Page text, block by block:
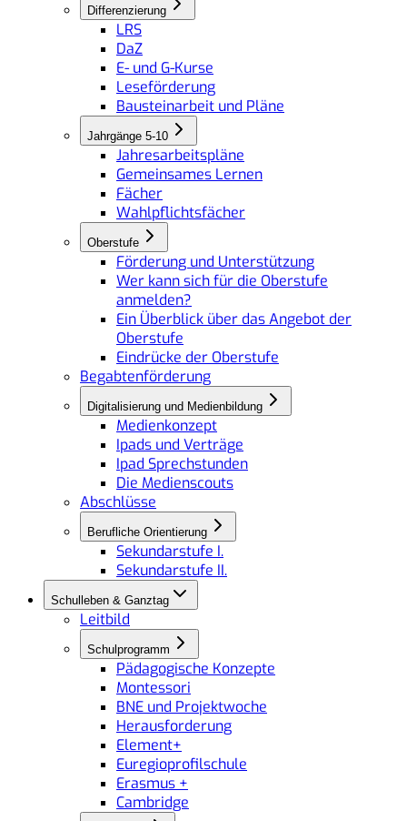
Differenzierung
LRS
DaZ
E- und G-Kurse
Leseförderung
Bausteinarbeit und Pläne
Jahrgänge 5-10
Jahresarbeitspläne
Gemeinsames Lernen
Fächer
Wahlpflichtsfächer
Oberstufe
Förderung und Unterstützung
Wer kann sich für die Oberstufe
anmelden?
Ein Überblick über das Angebot der
Oberstufe
Eindrücke der Oberstufe
Begabtenförderung
Digitalisierung und Medienbildung
Medienkonzept
Ipads und Verträge
Ipad Sprechstunden
Die Medienscouts
Abschlüsse
Berufliche Orientierung
Sekundarstufe I.
Sekundarstufe II.
Schulleben & Ganztag
Leitbild
Schulprogramm
Pädagogische Konzepte
Montessori
BNE und Projektwoche
Herausforderung
Element+
Euregioprofilschule
Erasmus +
Cambridge